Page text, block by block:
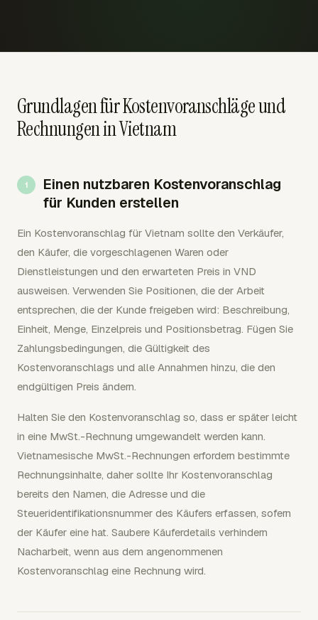
Grundlagen für Kostenvoranschläge und
Rechnungen in Vietnam
Einen nutzbaren Kostenvoranschlag
für Kunden erstellen
Ein Kostenvoranschlag für Vietnam sollte den Verkäufer,
den Käufer, die vorgeschlagenen Waren oder
Dienstleistungen und den erwarteten Preis in VND
ausweisen. Verwenden Sie Positionen, die der Arbeit
entsprechen, die der Kunde freigeben wird: Beschreibung,
Einheit, Menge, Einzelpreis und Positionsbetrag. Fügen Sie
Zahlungsbedingungen, die Gültigkeit des
Kostenvoranschlags und alle Annahmen hinzu, die den
endgültigen Preis ändern.
Halten Sie den Kostenvoranschlag so, dass er später leicht
in eine MwSt.-Rechnung umgewandelt werden kann.
Vietnamesische MwSt.-Rechnungen erfordern bestimmte
Rechnungsinhalte, daher sollte Ihr Kostenvoranschlag
bereits den Namen, die Adresse und die
Steueridentifikationsnummer des Käufers erfassen, sofern
der Käufer eine hat. Saubere Käuferdetails verhindern
Nacharbeit, wenn aus dem angenommenen
Kostenvoranschlag eine Rechnung wird.